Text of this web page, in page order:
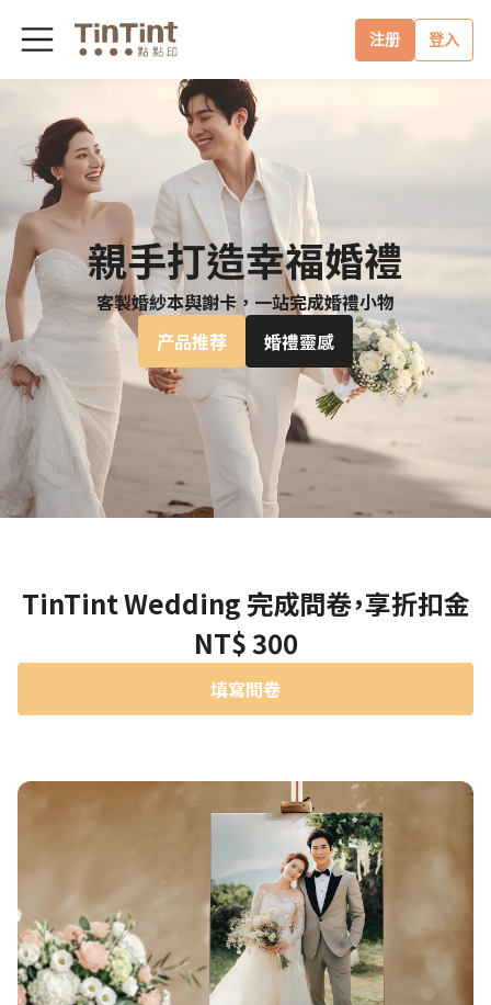
注册 登入
親手打造幸福婚禮
客製婚紗本與謝卡，一站完成婚禮小物
产品推荐
婚禮靈感
TinTint Wedding 完成問卷，享折扣金
NT$ 300
填寫問卷